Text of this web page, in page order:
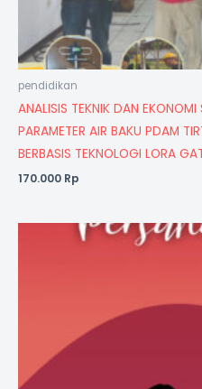
pendidikan
ANALISIS TEKNIK DAN EKONOMI
PARAMETER AIR BAKU PDAM
BERBASIS TEKNOLOGI LORA
170.000 Rp